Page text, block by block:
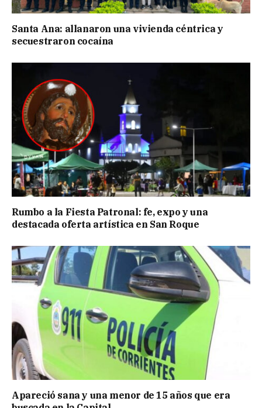
Santa Ana: allanaron una vivienda céntrica y
secuestraron cocaína
Rumbo a la Fiesta Patronal: fe, expo y una
destacada oferta artística en San Roque
Apareció sana y una menor de 15 años que era